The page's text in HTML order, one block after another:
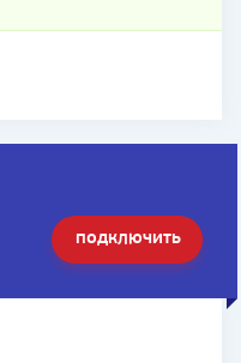
ПОДКЛЮЧИТЬ